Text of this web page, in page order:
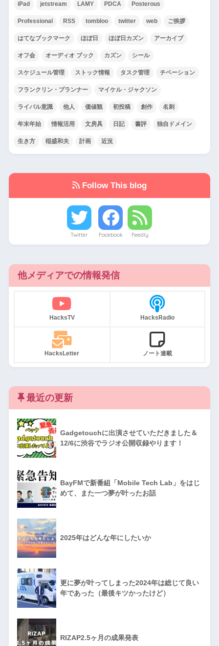
iPad jetstream LAMY PDCA Posterous
Professional RSS tombloo twitter web ご挨拶
はてなブックマーク ほぼ日 ほぼ日カズン アーカイブ
オフ会 オーディオ ブック カズン シール
スケジュール管理 ストック情報 タスク管理 チベーション
フランクリン・プランナー マイケル・ジャクソン
ライバル意識 他人 価値観 初投稿 創作 名刺
年末年始 情報活用 文房具 日記 書評 独自ドメイン
生き方 稲盛和夫 計画 近況
Follow This blog
Twitter Facebook Feedly
他メディアでの情報発信
HacksTV HacksRadio
HacksLetter ノート連載
最近の更新
Gadgetouchに出演させていただきました＆
12/6に渋谷でラジオ公開収録やります！
BayFMで新番組「Mobile Tech Lab」をはじ
めて、また一つ夢が叶ったお話
2025年はどんな年にしたいか
更に夢が叶ってしまった2024年は総じて良い
年であった（最後キツかったけど）
RIZAP2.5ヶ月の成果発表